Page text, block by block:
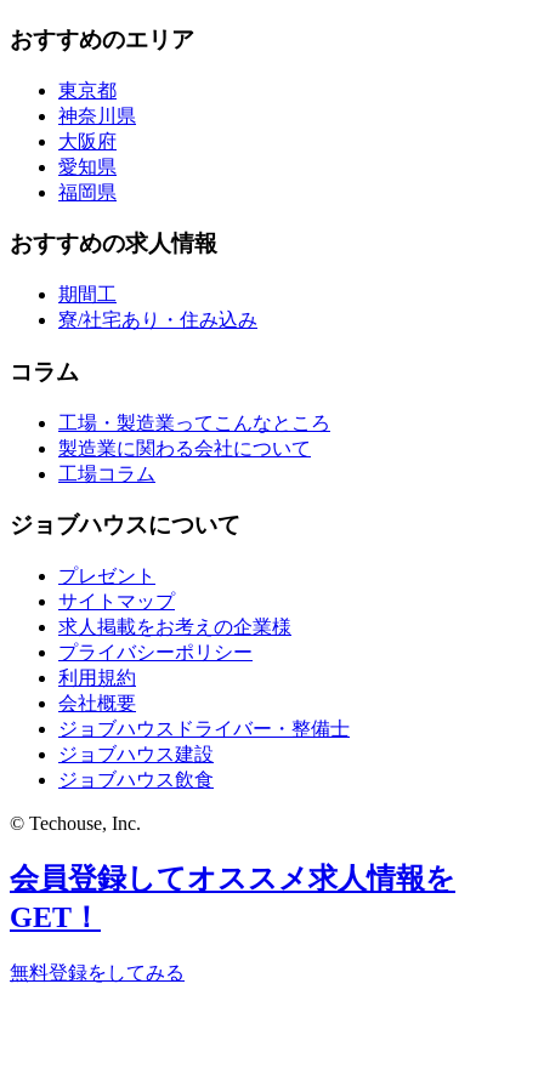
おすすめのエリア
東京都
神奈川県
大阪府
愛知県
福岡県
おすすめの求人情報
期間工
寮/社宅あり・住み込み
コラム
工場・製造業ってこんなところ
製造業に関わる会社について
工場コラム
ジョブハウスについて
プレゼント
サイトマップ
求人掲載をお考えの企業様
プライバシーポリシー
利用規約
会社概要
ジョブハウスドライバー・整備士
ジョブハウス建設
ジョブハウス飲食
© Techouse, Inc.
会員登録してオススメ求人情報を
GET！
無料登録をしてみる